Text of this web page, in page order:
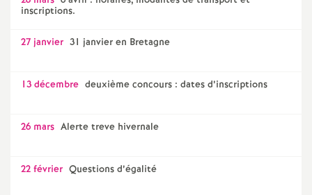
inscriptions.
27 janvier 31 janvier en Bretagne
13 décembre deuxième concours : dates d’inscriptions
26 mars Alerte treve hivernale
22 février Questions d’égalité